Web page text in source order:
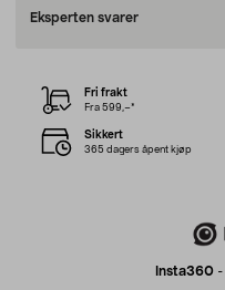
Eksperten svarer
Insta360-
Fri frakt
Fra 599,–*
Sikkert
365 dagers åpent kjøp